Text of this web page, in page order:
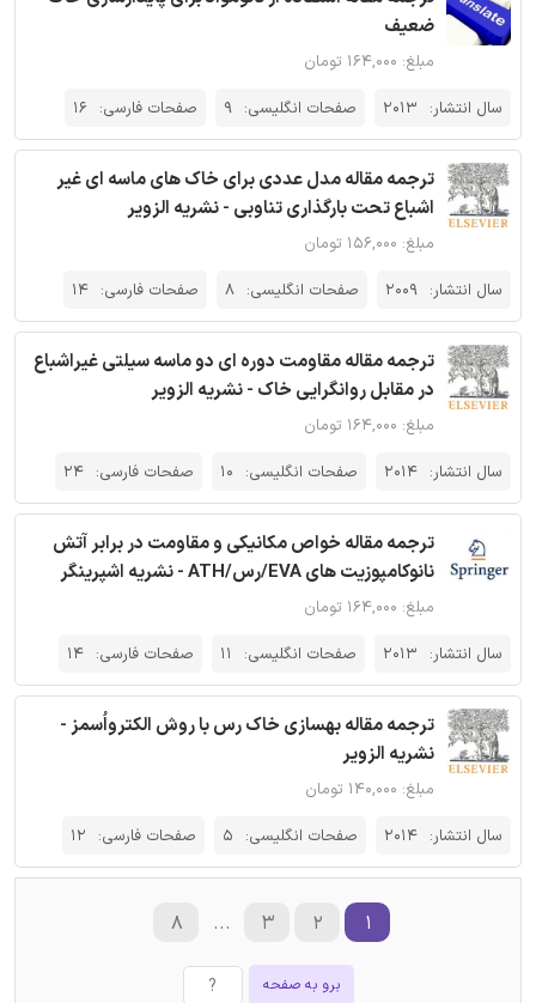
ضعیف
مبلغ: ۱۶۴,۰۰۰ تومان
سال انتشار: 2013 صفحات انگلیسی: 9 صفحات فارسی: 16
ترجمه مقاله مدل عددی برای خاک های ماسه ای غیر
اشباع تحت بارگذاری تناوبی - نشریه الزویر
مبلغ: ۱۵۶,۰۰۰ تومان
سال انتشار: 2009 صفحات انگلیسی: 8 صفحات فارسی: 14
ترجمه مقاله مقاومت دوره ای دو ماسه سیلتی غیراشباع
در مقابل روانگرایی خاک - نشریه الزویر
مبلغ: ۱۶۴,۰۰۰ تومان
سال انتشار: 2014 صفحات انگلیسی: 10 صفحات فارسی: 24
ترجمه مقاله خواص مکانیکی و مقاومت در برابر آتش
نانوکامپوزیت های EVA/رس/ATH - نشریه اشپرینگر
مبلغ: ۱۶۴,۰۰۰ تومان
سال انتشار: 2013 صفحات انگلیسی: 11 صفحات فارسی: 14
ترجمه مقاله بهسازی خاک رس با روش الکترواُسمز -
نشریه الزویر
مبلغ: ۱۴۰,۰۰۰ تومان
سال انتشار: 2014 صفحات انگلیسی: 5 صفحات فارسی: 12
برو به صفحه
۱ ۲ ۳ ... ۸